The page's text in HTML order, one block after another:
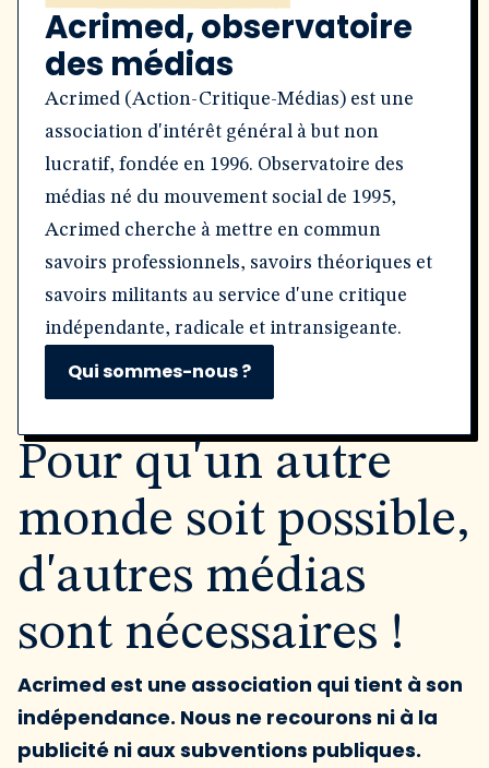
Acrimed, observatoire
des médias
Acrimed (Action-Critique-Médias) est une
association d'intérêt général à but non
lucratif, fondée en 1996. Observatoire des
médias né du mouvement social de 1995,
Acrimed cherche à mettre en commun
savoirs professionnels, savoirs théoriques et
savoirs militants au service d'une critique
indépendante, radicale et intransigeante.
Qui sommes-nous ?
Pour qu'un autre
monde soit possible,
d'autres médias
sont nécessaires !
Acrimed est une association qui tient à son
indépendance. Nous ne recourons ni à la
publicité ni aux subventions publiques.